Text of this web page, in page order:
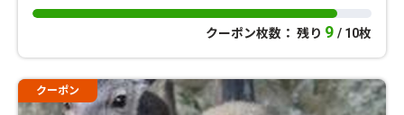
クーポン枚数： 残り 9 / 10枚
クーポン